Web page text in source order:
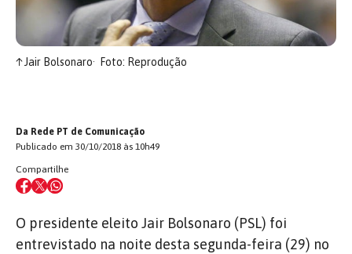
↑Jair Bolsonaro Foto: Reprodução
Da Rede PT de Comunicação
Publicado em 30/10/2018 às 10h49
Compartilhe
O presidente eleito Jair Bolsonaro (PSL) foi
entrevistado na noite desta segunda-feira (29) no